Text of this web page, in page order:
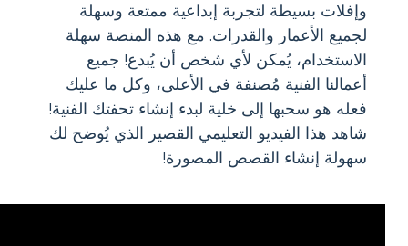
وإفلات بسيطة لتجربة إبداعية ممتعة وسهلة
لجميع الأعمار والقدرات. مع هذه المنصة سهلة
الاستخدام، يُمكن لأي شخص أن يُبدع! جميع
أعمالنا الفنية مُصنفة في الأعلى، وكل ما عليك
فعله هو سحبها إلى خلية لبدء إنشاء تحفتك الفنية!
شاهد هذا الفيديو التعليمي القصير الذي يُوضح لك
سهولة إنشاء القصص المصورة!